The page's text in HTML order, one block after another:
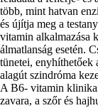
több, mint hatvan
és újítja meg a
vitamin alkalmazása
álmatlanság esetén.
tünetei, enyhíthetőek
alagút szindróma
A B6- vitamin
zavara, a szőr és